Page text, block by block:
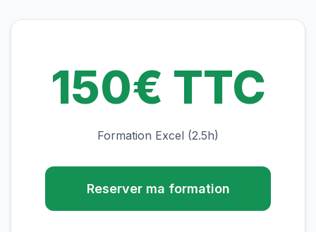
150€ TTC
Formation Excel (2.5h)
Reserver ma formation